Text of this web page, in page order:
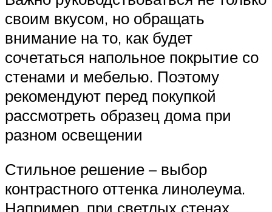
своим вкусом, но обращать
внимание на то, как будет
сочетаться напольное покрытие со
стенами и мебелью. Поэтому
рекомендуют перед покупкой
рассмотреть образец дома при
разном освещении
Стильное решение – выбор
контрастного оттенка линолеума.
Например, при светлых стенах